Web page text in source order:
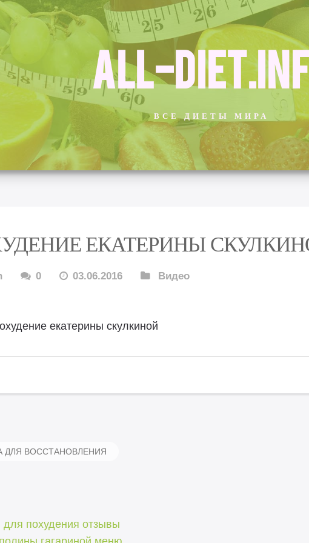
ALL-
ВСЕ ДИЕТЫ МИРА
ЕКАТЕРИНЫ
0 03.06.2016 Видео
охудение екатерины скулкиной
ДЛЯ ВОССТАНОВЛЕНИЯ
похудения отзывы